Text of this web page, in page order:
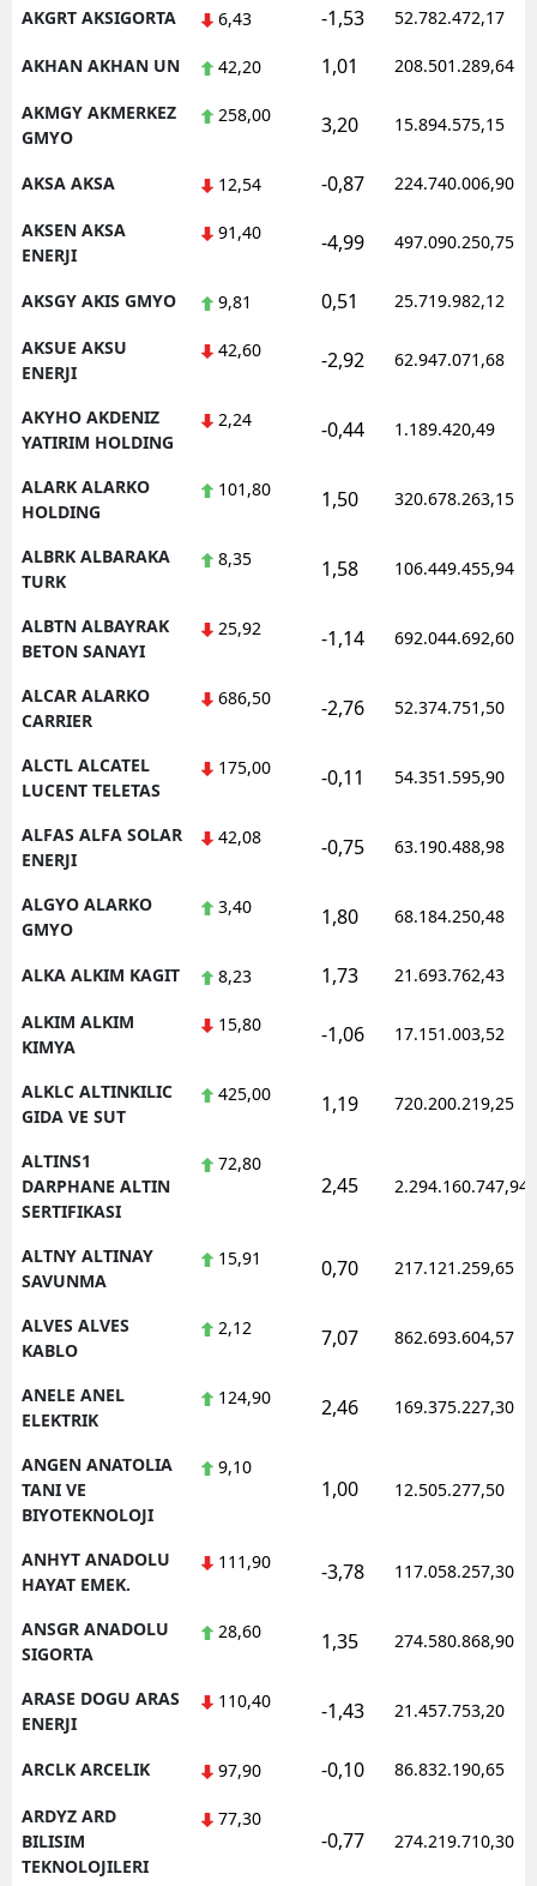
AKGRT AKSIGORTA 6,43 -1,53 52.782.472,17
AKHAN AKHAN UN 42,20 1,01 208.501.289,64
AKMGY AKMERKEZ
GMYO
258,00 3,20 15.894.575,15
AKSA AKSA 12,54 -0,87 224.740.006,90
AKSEN AKSA
ENERJI
91,40 -4,99 497.090.250,75
AKSGY AKIS GMYO 9,81 0,51 25.719.982,12
AKSUE AKSU
ENERJI
42,60 -2,92 62.947.071,68
AKYHO AKDENIZ
YATIRIM HOLDING
2,24 -0,44 1.189.420,49
ALARK ALARKO
HOLDING
101,80 1,50 320.678.263,15
ALBRK ALBARAKA
TURK
8,35 1,58 106.449.455,94
ALBTN ALBAYRAK
BETON SANAYI
25,92 -1,14 692.044.692,60
ALCAR ALARKO
CARRIER
686,50 -2,76 52.374.751,50
ALCTL ALCATEL
LUCENT TELETAS
175,00 -0,11 54.351.595,90
ALFAS ALFA SOLAR
ENERJI
42,08 -0,75 63.190.488,98
ALGYO ALARKO
GMYO
3,40 1,80 68.184.250,48
ALKA ALKIM KAGIT 8,23 1,73 21.693.762,43
ALKIM ALKIM
KIMYA
15,80 -1,06 17.151.003,52
ALKLC ALTINKILIC
GIDA VE SUT
425,00 1,19 720.200.219,25
ALTINS1
DARPHANE ALTIN
SERTIFIKASI
72,80
2,45 2.294.160.747,94
ALTNY ALTINAY
SAVUNMA
15,91 0,70 217.121.259,65
ALVES ALVES
KABLO
2,12 7,07 862.693.604,57
ANELE ANEL
ELEKTRIK
124,90 2,46 169.375.227,30
ANGEN ANATOLIA
TANI VE
BIYOTEKNOLOJI
9,10
1,00 12.505.277,50
ANHYT ANADOLU
HAYAT EMEK.
111,90 -3,78 117.058.257,30
ANSGR ANADOLU
SIGORTA
28,60 1,35 274.580.868,90
ARASE DOGU ARAS
ENERJI
110,40 -1,43 21.457.753,20
ARCLK ARCELIK 97,90 -0,10 86.832.190,65
ARDYZ ARD
BILISIM
TEKNOLOJILERI
77,30
-0,77 274.219.710,30